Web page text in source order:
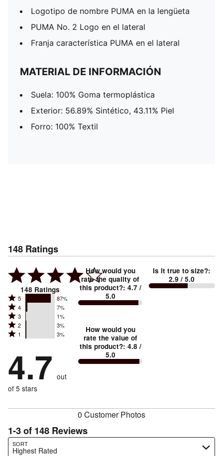
Logotipo de nombre PUMA en la lengüeta
PUMA No. 2 Logo en el lateral
Franja característica PUMA en el lateral
MATERIAL DE INFORMACIÓN
Suela: 100% Goma termoplástica
Exterior: 56.89% Sintético, 43.11% Piel
Forro: 100% Textil
148 Ratings
148 Ratings
Rated
5
stars
by
reviewers
5 87%
Rated
4
stars
by
of
reviewers
4 7%
Rated
3
stars
1%
of
reviewers
3 1%
Rated
2
by
3%
reviewers
2 3%
Rated
stars
by
3%
of
1 3%
4.7 out
of 5 stars
How would you
rate the quality of
this product?: 4.7/
5.0
How would you
rate the value of
this product?: 4.8 /
5.0
Is it true to size?:
2.9 / 5.0
0 Customer Photos
1-3 of 148 Reviews
SORT
Highest Rated
Search reviews…